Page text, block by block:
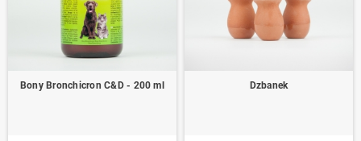
Bony Bronchicron C&D - 200 ml Dzbanek